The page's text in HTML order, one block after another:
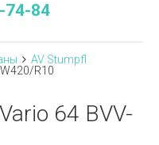
74-84
AV Stumpfl
R10
64 BVV-